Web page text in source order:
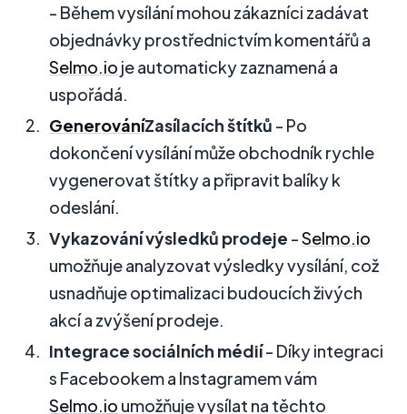
- Během vysílání mohou zákazníci zadávat
objednávky prostřednictvím komentářů a
Selmo.io je automaticky zaznamená a
uspořádá.
GenerováníZasílacích štítků - Po
dokončení vysílání může obchodník rychle
vygenerovat štítky a připravit balíky k
odeslání.
Vykazování výsledků prodeje -Selmo.io
umožňuje analyzovat výsledky vysílání, což
usnadňuje optimalizaci budoucích živých
akcí a zvýšení prodeje.
Integrace sociálních médií- Díky integraci
s Facebookem a Instagramem vám
Selmo.io umožňuje vysílat na těchto